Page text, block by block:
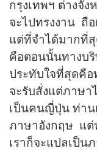
กรุงเทพฯ ต่างจั
จะไปทรงงาน ถื
แต่ที่จำได้มากที่
คือตอนนั้นทางบ
ประทับใจที่สุดคือ
จะรับสั่งแต่ภาษา
เป็นคนญี่ปุ่น ท่าน
ภาษาอังกฤษ แต่
เราก็จะแปลเป็น